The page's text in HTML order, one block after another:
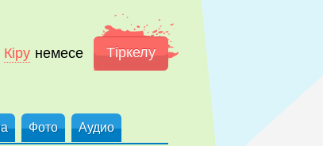
Кіру немесе Тіркелу
Фото Аудио